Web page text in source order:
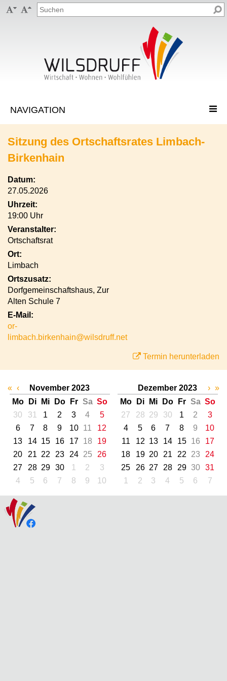
 
Sitzung des Ortschaftsrates Limbach-
Birkenhain
Datum:
27.05.2026
Uhrzeit:
19:00 Uhr
Veranstalter:
Ortschaftsrat
Ort:
Limbach
Ortszusatz:
Dorfgemeinschaftshaus, Zur
Alten Schule 7
E-Mail:
or-
limbach.birkenhain@wilsdruff.net
Termin herunterladen
« ‹
November 2023
Mo
Di Mi Do Fr Sa So
30
31 1 2 3 4
5
6
7 8 9 10 11
12
13
14 15 16 17 18
19
20
21 22 23 24 25
26
27
28 29 30 1 2
3
4
5 6 7 8 9 10
Dezember 2023
Mo
Di Mi Do Fr Sa So
27
28 29 30 1 2
3
4
5 6 7 8 9
10
11
12 13 14 15 16
17
18
19 20 21 22 23
24
25
26 27 28 29 30
31
1
2 3 4 5 6 7
› »